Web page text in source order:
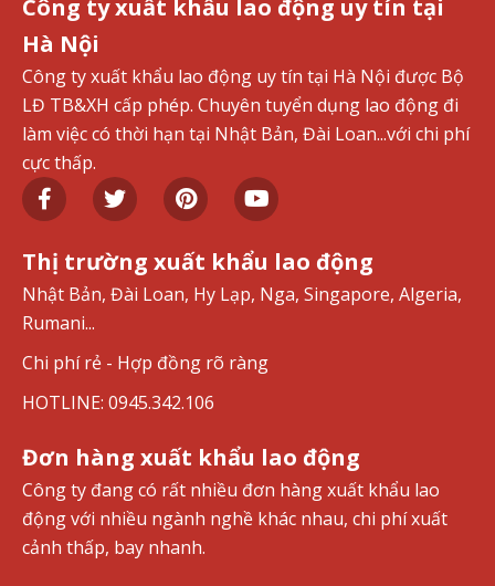
Công ty xuất khẩu lao động uy tín tại
Hà Nội
Công ty xuất khẩu lao động uy tín tại Hà Nội được Bộ
LĐ TB&XH cấp phép. Chuyên tuyển dụng lao động đi
làm việc có thời hạn tại Nhật Bản, Đài Loan...với chi phí
cực thấp.
Thị trường xuất khẩu lao động
Nhật Bản, Đài Loan, Hy Lạp, Nga, Singapore, Algeria,
Rumani...
Chi phí rẻ - Hợp đồng rõ ràng
HOTLINE: 0945.342.106
Đơn hàng xuất khẩu lao động
Công ty đang có rất nhiều đơn hàng xuất khẩu lao
động với nhiều ngành nghề khác nhau, chi phí xuất
cảnh thấp, bay nhanh.